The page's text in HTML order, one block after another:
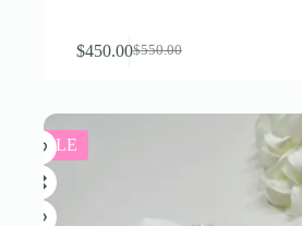
$550.00
$450.00
SALE